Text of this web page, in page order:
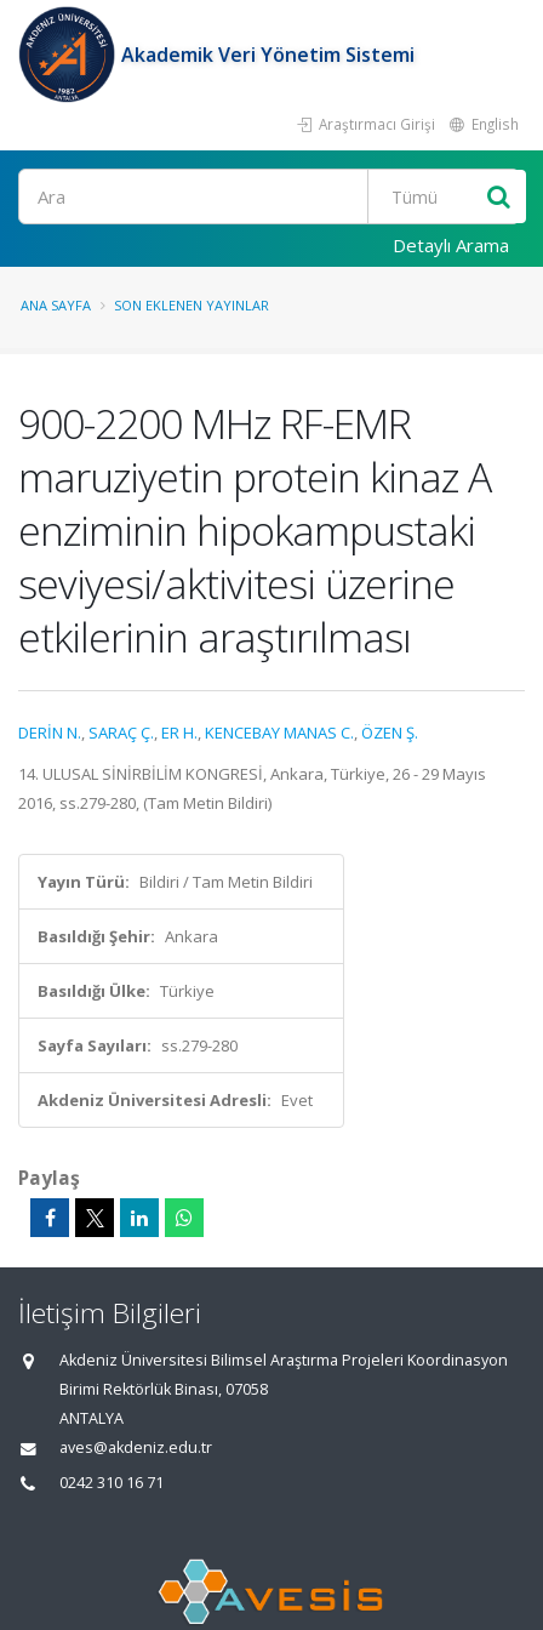
Akademik Veri Yönetim Sistemi
Araştırmacı Girişi English
Ara
Detaylı Arama
ANA SAYFA SON EKLENEN YAYINLAR
900-2200 MHz RF-EMR
maruziyetin protein kinaz A
enziminin hipokampustaki
seviyesi/aktivitesi üzerine
etkilerinin araştırılması
DERİN N., SARAÇ Ç.,ER H.,KENCEBAY MANAS C.,ÖZEN Ş.
14. ULUSAL SİNİRBİLİM KONGRESİ, Ankara, Türkiye, 26 - 29 Mayıs
2016, ss.279-280, (Tam Metin Bildiri)
Yayın Türü: Bildiri / Tam Metin Bildiri
Basıldığı Şehir: Ankara
Basıldığı Ülke: Türkiye
Sayfa Sayıları: ss.279-280
Akdeniz Üniversitesi Adresli: Evet
Paylaş
İletişim Bilgileri
Akdeniz Üniversitesi Bilimsel Araştırma Projeleri Koordinasyon
Birimi Rektörlük Binası, 07058
ANTALYA
aves@akdeniz.edu.tr
0242 310 16 71